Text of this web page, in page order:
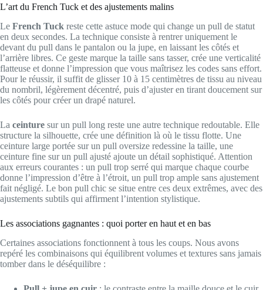
L’art du French Tuck et des ajustements malins
Le French Tuck reste cette astuce mode qui change un pull de statut
en deux secondes. La technique consiste à rentrer uniquement le
devant du pull dans le pantalon ou la jupe, en laissant les côtés et
l’arrière libres. Ce geste marque la taille sans tasser, crée une verticalité
flatteuse et donne l’impression que vous maîtrisez les codes sans effort.
Pour le réussir, il suffit de glisser 10 à 15 centimètres de tissu au niveau
du nombril, légèrement décentré, puis d’ajuster en tirant doucement sur
les côtés pour créer un drapé naturel.
La ceinture sur un pull long reste une autre technique redoutable. Elle
structure la silhouette, crée une définition là où le tissu flotte. Une
ceinture large portée sur un pull oversize redessine la taille, une
ceinture fine sur un pull ajusté ajoute un détail sophistiqué. Attention
aux erreurs courantes : un pull trop serré qui marque chaque courbe
donne l’impression d’être à l’étroit, un pull trop ample sans ajustement
fait négligé. Le bon pull chic se situe entre ces deux extrêmes, avec des
ajustements subtils qui affirment l’intention stylistique.
Les associations gagnantes : quoi porter en haut et en bas
Certaines associations fonctionnent à tous les coups. Nous avons
repéré les combinaisons qui équilibrent volumes et textures sans jamais
tomber dans le déséquilibre :